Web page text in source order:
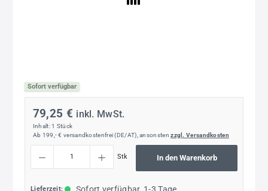
Sofort verfügbar
79,25 € inkl. MwSt.
Inhalt: 1 Stück
Ab 199,- € versandkostenfrei (DE/AT), ansonstenzzgl. Versandkosten
Stk In den Warenkorb
Lieferzeit: